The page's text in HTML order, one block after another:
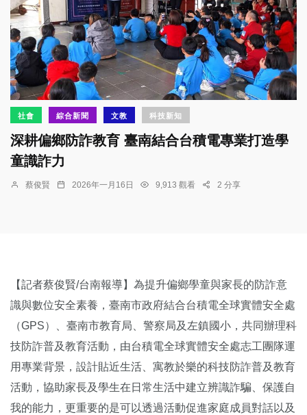
社會 綜合新聞 文教 科技新知
深耕偏鄉防詐教育 臺南結合台積電專業打造學
童識詐力
蔡俊賢 2026年一月16日 9,913 觀看 2 分享
【記者蔡俊賢/台南報導】為提升偏鄉學童與家長的防詐意
識與數位安全素養，臺南市政府結合台積電全球實體安全處
（GPS）、臺南市教育局、警察局及左鎮國小，共同辦理科
技防詐普及教育活動，由台積電全球實體安全處志工團隊運
用專業背景，設計貼近生活、寓教於樂的科技防詐普及教育
活動，協助家長及學生在日常生活中建立辨識詐騙、保護自
我的能力，更重要的是可以透過活動促進家庭成員對話以及